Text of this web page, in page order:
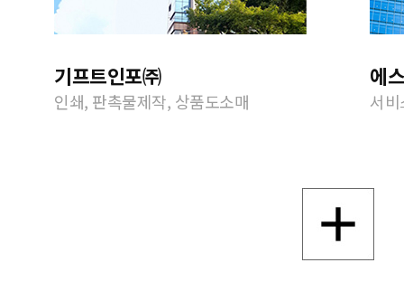
기프트인포㈜
인쇄, 판촉물제작, 상품도소매
에
서